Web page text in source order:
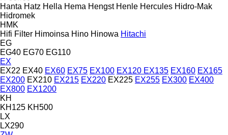
Hanta Hatz Hella Hema Hengst Henle Hercules Hidro-Mak
Hidromek
HMK
Hifi Filter Himoinsa Hino Hinowa Hitachi
EG
EG40 EG70 EG110
EX
EX22 EX40 EX60 EX75 EX100 EX120 EX135 EX160 EX165
EX200 EX210 EX215 EX220 EX225 EX255 EX300 EX400
EX800 EX1200
KH
KH125 KH500
LX
LX290